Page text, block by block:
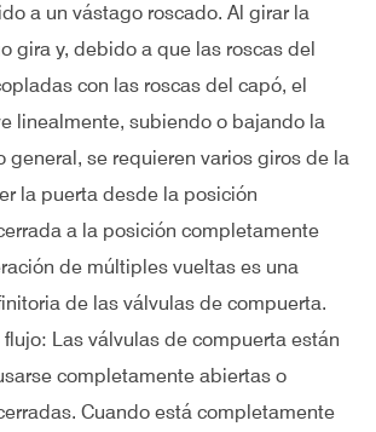
a un vástago roscado. Al girar la
gira y, debido a que las roscas del
con las roscas del capó, el
linealmente, subiendo o bajando la
general, se requieren varios giros de la
la puerta desde la posición
a la posición completamente
de múltiples vueltas es una
de las válvulas de compuerta.
Las válvulas de compuerta están
completamente abiertas o
Cuando está completamente